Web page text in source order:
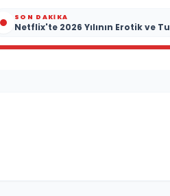
SON DAKIKA